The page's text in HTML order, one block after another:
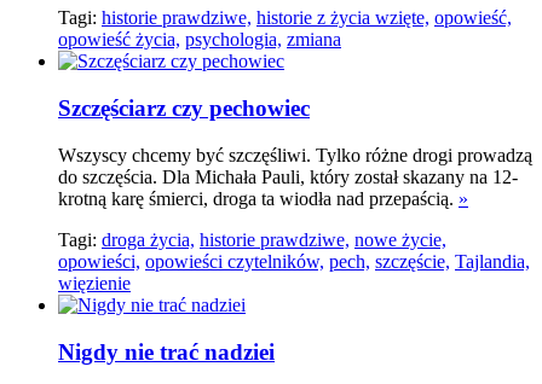
Tagi: historie prawdziwe, historie z życia wzięte, opowieść,
opowieść życia, psychologia, zmiana
Szczęściarz czy pechowiec
Wszyscy chcemy być szczęśliwi. Tylko różne drogi prowadzą
do szczęścia. Dla Michała Pauli, który został skazany na 12-
krotną karę śmierci, droga ta wiodła nad przepaścią. »
Tagi: droga życia, historie prawdziwe, nowe życie,
opowieści, opowieści czytelników, pech, szczęście, Tajlandia,
więzienie
Nigdy nie trać nadziei